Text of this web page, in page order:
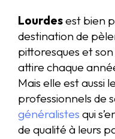
Lourdesest bien
destination de
pittoresques et
attire chaque
Mais elle est aussi
professionnels de
généralistes qui
de qualité à leurs